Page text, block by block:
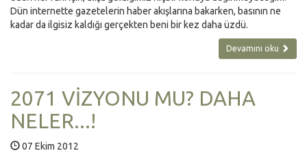
Dün internette gazetelerin haber akışlarına bakarken, basının ne
kadar da ilgisiz kaldığı gerçekten beni bir kez daha üzdü.
Devamını oku
2071 VİZYONU MU? DAHA
NELER...!
07 Ekim 2012